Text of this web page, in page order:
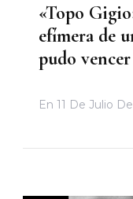
«Topo
efímera de
pudo
En 11 De Julio